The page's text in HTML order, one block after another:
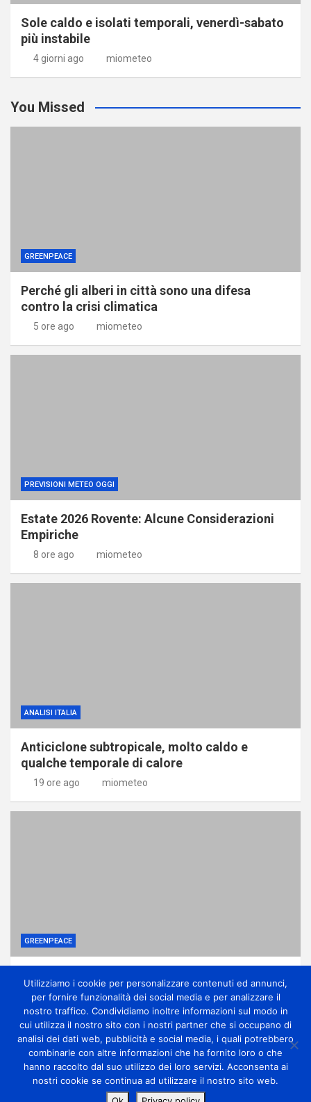
Sole caldo e isolati temporali, venerdì-sabato
più instabile
4 giorni ago miometeo
You Missed
GREENPEACE
Perché gli alberi in città sono una difesa
contro la crisi climatica
5 ore ago miometeo
PREVISIONI METEO OGGI
Estate 2026 Rovente: Alcune Considerazioni
Empiriche
8 ore ago miometeo
ANALISI ITALIA
Anticiclone subtropicale, molto caldo e
qualche temporale di calore
19 ore ago miometeo
GREENPEACE
riforme sui pesticidi
1 giorno ago miometeo
Copyright Miometeo © All rights reserved | Theme by
Utilizziamo i cookie per personalizzare contenuti ed annunci,
per fornire funzionalità dei social media e per analizzare il
nostro traffico. Condividiamo inoltre informazioni sul modo in
cui utilizza il nostro sito con i nostri partner che si occupano di
analisi dei dati web, pubblicità e social media, i quali potrebbero
combinarle con altre informazioni che ha fornito loro o che
hanno raccolto dal suo utilizzo dei loro servizi. Acconsenta ai
nostri cookie se continua ad utilizzare il nostro sito web.